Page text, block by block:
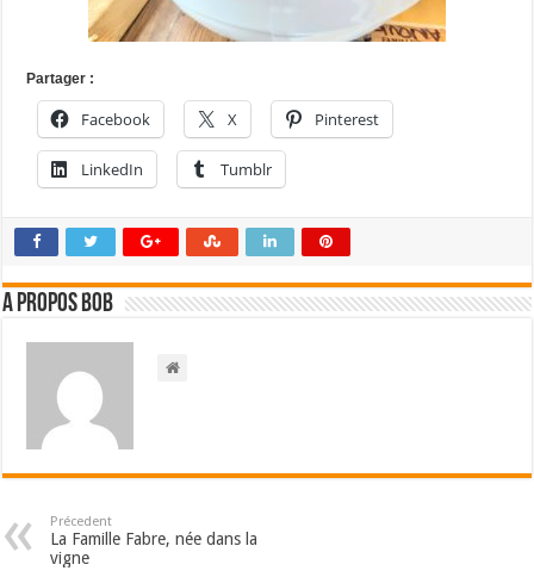
Partager :
Facebook X Pinterest
LinkedIn Tumblr
A propos bOb
Précedent
La Famille Fabre, née dans la
vigne